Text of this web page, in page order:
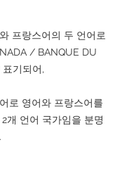
프랑스어의 두 언어로
/ BANQUE DU
표기되어,
로 영어와 프랑스어를
개 언어 국가임을 분명